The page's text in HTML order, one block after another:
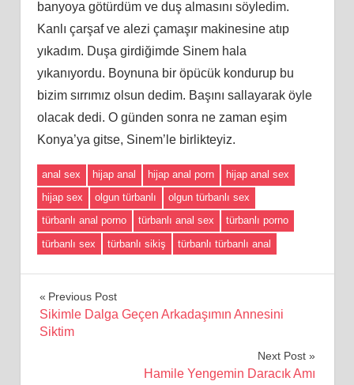
banyoya götürdüm ve duş almasını söyledim.
Kanlı çarşaf ve alezi çamaşır makinesine atıp
yıkadım. Duşa girdiğimde Sinem hala
yıkanıyordu. Boynuna bir öpücük kondurup bu
bizim sırrımız olsun dedim. Başını sallayarak öyle
olacak dedi. O günden sonra ne zaman eşim
Konya’ya gitse, Sinem’le birlikteyiz.
anal sex hijap anal hijap anal porn
hijap anal sex
hijap sex
olgun türbanlı
olgun türbanlı sex
türbanlı anal porno
türbanlı anal sex
türbanlı porno
türbanlı sex
türbanlı sikiş türbanlı türbanlı anal
Yazı
gezinmesi
Previous Post
Sikimle Dalga Geçen Arkadaşımın Annesini
Siktim
Next Post
Hamile Yengemin Daracık Amı